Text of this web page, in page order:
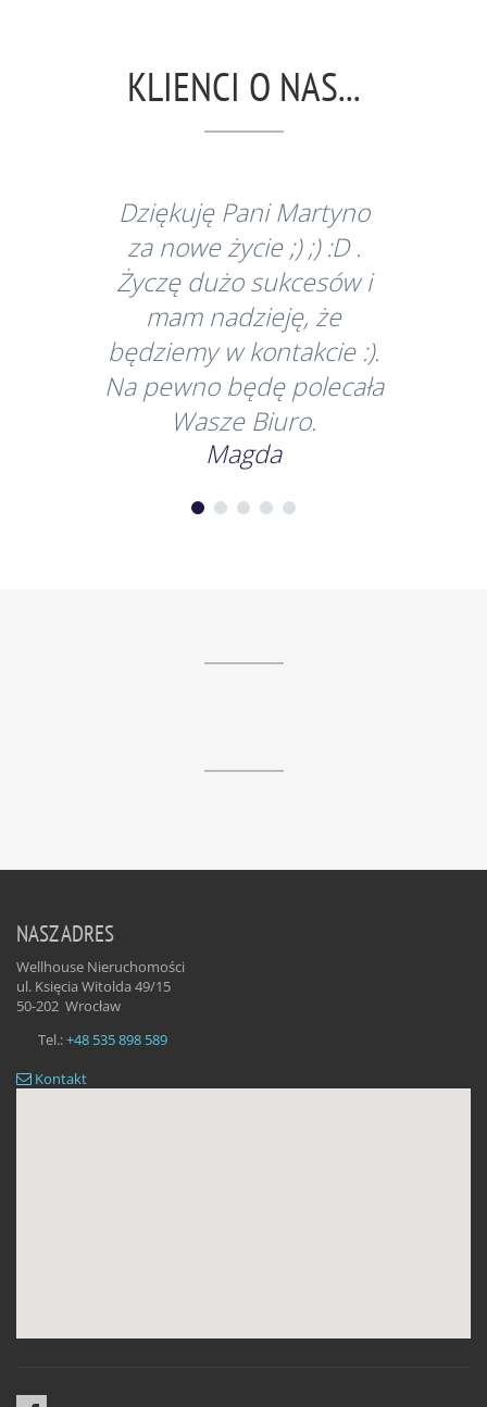
KLIENCI O NAS...
Dziękuję Pani Martyno
za nowe życie ;) ;) :D .
Życzę dużo sukcesów i
mam nadzieję, że
będziemy w kontakcie :).
Na pewno będę polecała
Wasze Biuro.
Magda
NASZ ADRES
Wellhouse Nieruchomości
ul. Księcia Witolda 49/15
50-202 Wrocław
Tel.:+48 535 898 589
Kontakt